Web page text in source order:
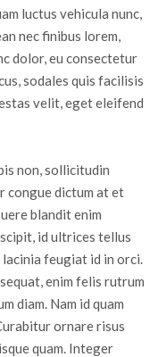
luctus vehicula nunc,
nec finibus lorem,
dolor, eu consectetur
sodales quis facilisis
velit, eget eleifend
non, sollicitudin
congue dictum at et
blandit enim
id ultrices tellus
lacinia feugiat id in orci.
enim felis rutrum
diam. Nam id quam
ornare risus
quam. Integer